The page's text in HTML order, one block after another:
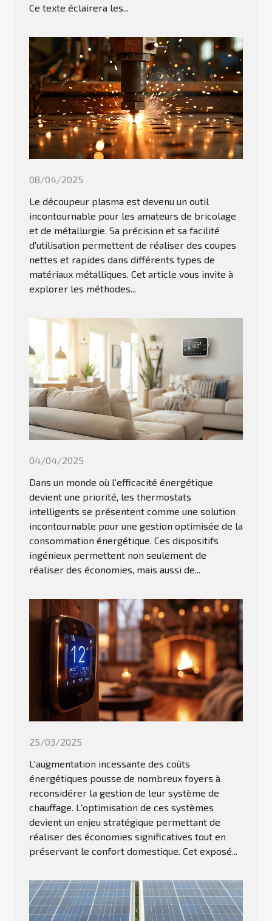
Ce texte éclairera les...
08/04/2025
Le découpeur plasma est devenu un outil
incontournable pour les amateurs de bricolage
et de métallurgie. Sa précision et sa facilité
d'utilisation permettent de réaliser des coupes
nettes et rapides dans différents types de
matériaux métalliques. Cet article vous invite à
explorer les méthodes...
04/04/2025
Dans un monde où l'efficacité énergétique
devient une priorité, les thermostats
intelligents se présentent comme une solution
incontournable pour une gestion optimisée de la
consommation énergétique. Ces dispositifs
ingénieux permettent non seulement de
réaliser des économies, mais aussi de...
25/03/2025
L'augmentation incessante des coûts
énergétiques pousse de nombreux foyers à
reconsidérer la gestion de leur système de
chauffage. L'optimisation de ces systèmes
devient un enjeu stratégique permettant de
réaliser des économies significatives tout en
préservant le confort domestique. Cet exposé...